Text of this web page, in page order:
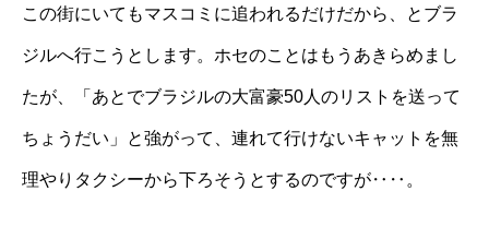
この街にいてもマスコミに追われるだけだから、とブラ
ジルへ行こうとします。ホセのことはもうあきらめまし
たが、「あとでブラジルの大富豪50人のリストを送って
ちょうだい」と強がって、連れて行けないキャットを無
理やりタクシーから下ろそうとするのですが‥‥。